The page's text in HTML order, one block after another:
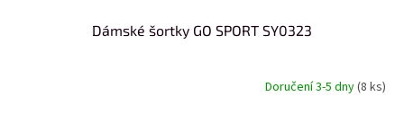
Dámské šortky GO SPORT SY0323
Doručení 3-5 dny(8 ks)